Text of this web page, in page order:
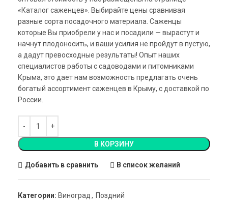
«Каталог саженцев». Выбирайте цены сравнивая
разные сорта посадочного материала. Саженцы
которые Вы приобрели у нас и посадили — вырастут и
начнут плодоносить, и ваши усилия не пройдут в пустую,
а дадут превосходные результаты! Опыт наших
специалистов работы с садоводами и питомниками
Крыма, это дает нам возможность предлагать очень
богатый ассортимент саженцев в Крыму, с доставкой по
России.
В КОРЗИНУ
Добавить в сравнить В список желаний
Категории: Виноград, Поздний